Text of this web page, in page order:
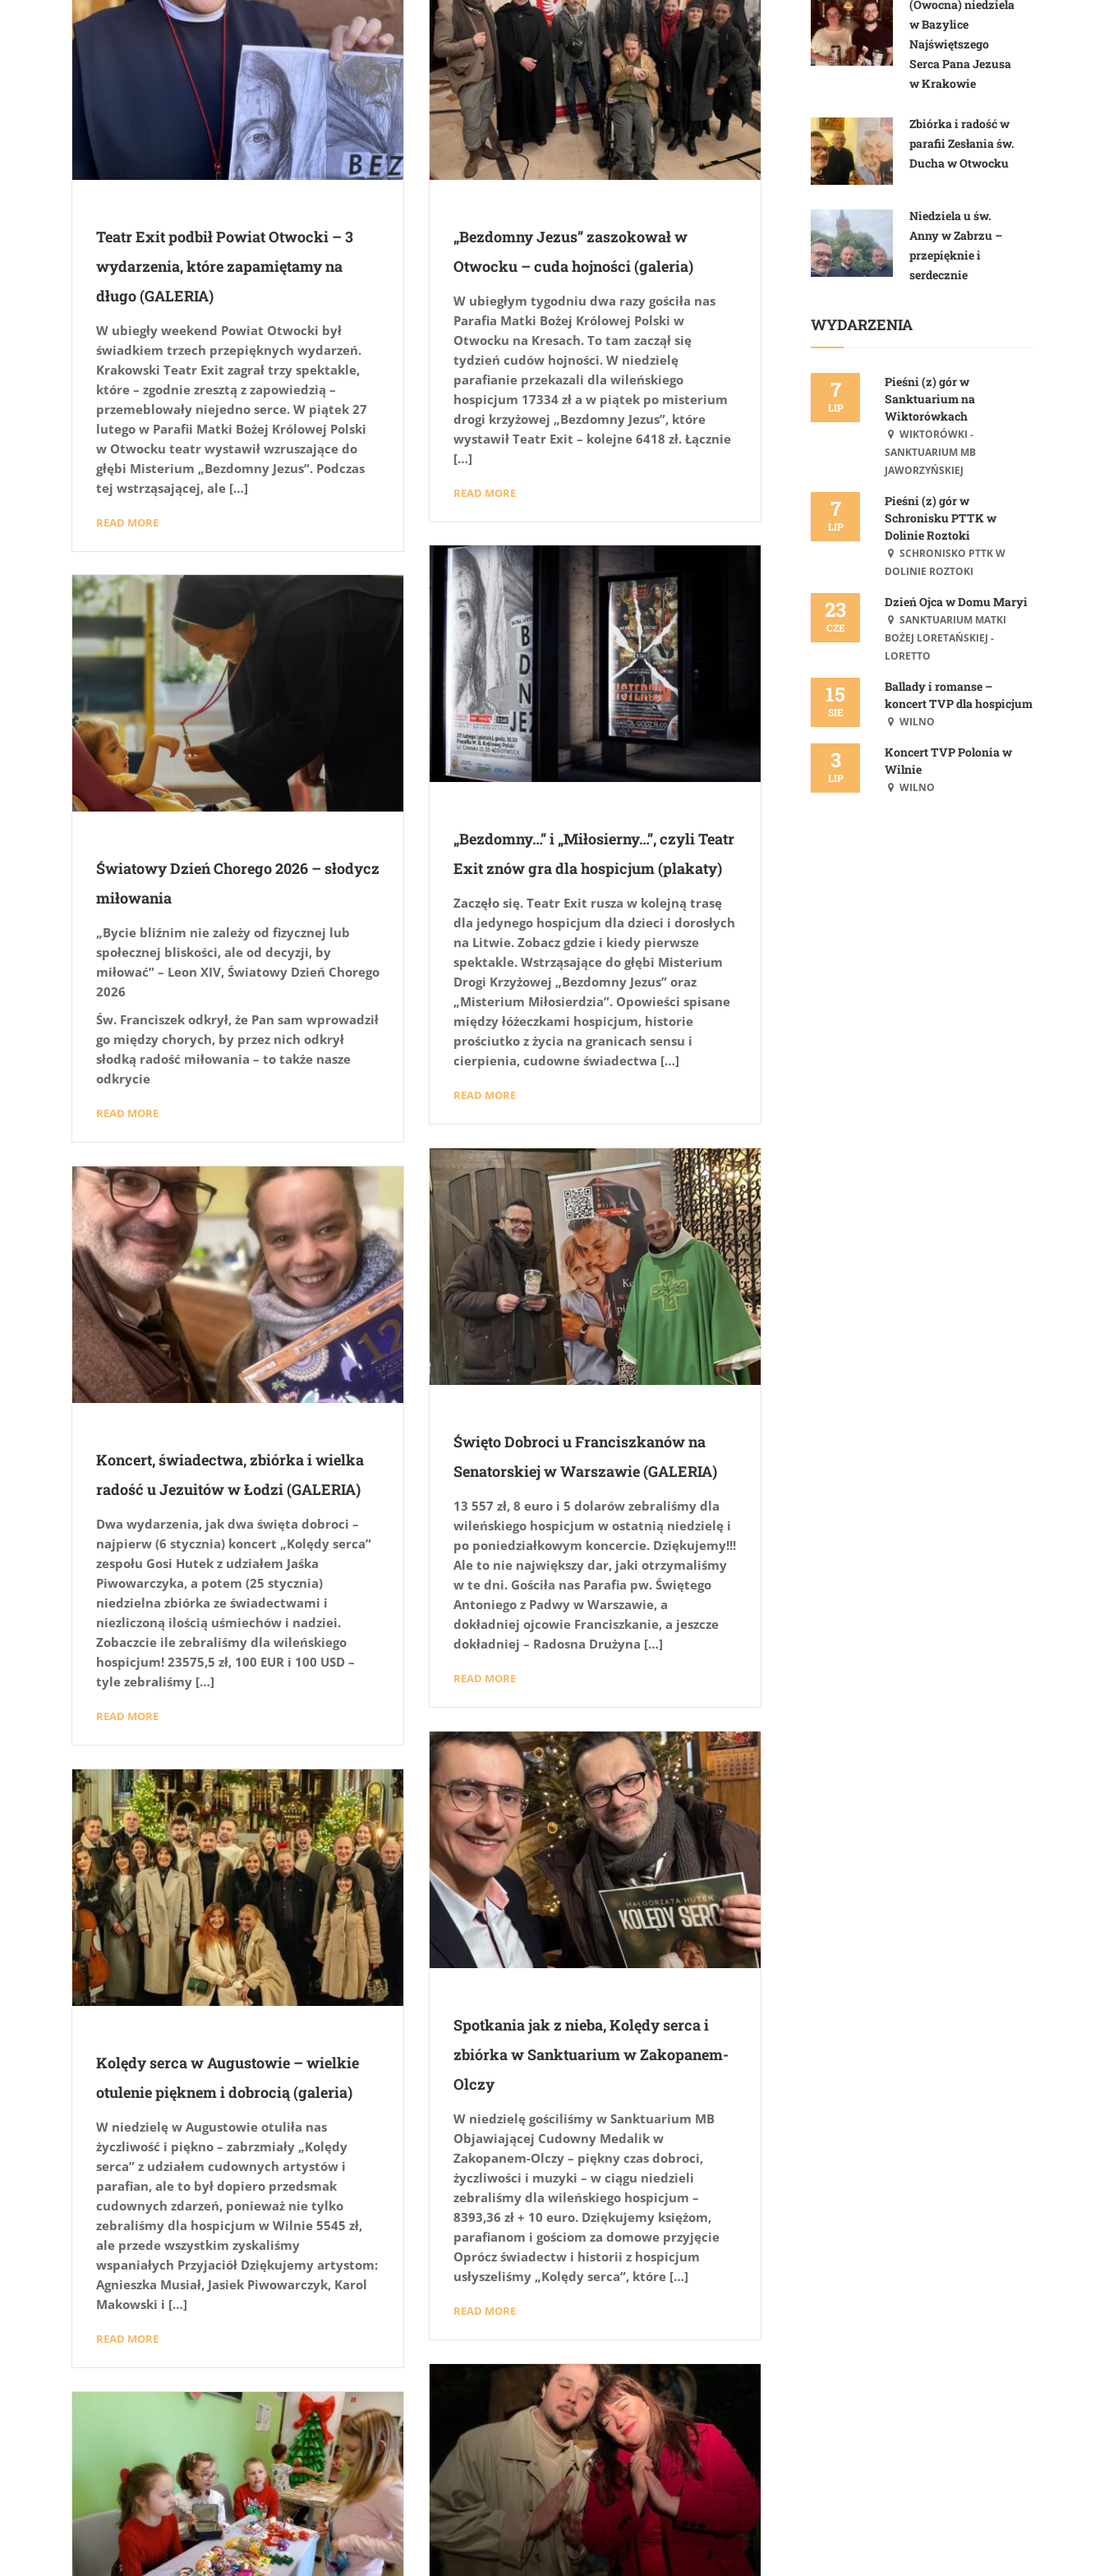
Teatr Exit podbił Powiat Otwocki – 3
wydarzenia, które zapamiętamy na
długo (GALERIA)
W ubiegły weekend Powiat Otwocki był
świadkiem trzech przepięknych wydarzeń.
Krakowski Teatr Exit zagrał trzy spektakle,
które – zgodnie zresztą z zapowiedzią –
przemeblowały niejedno serce. W piątek 27
lutego w Parafii Matki Bożej Królowej Polski
w Otwocku teatr wystawił wzruszające do
głębi Misterium „Bezdomny Jezus”. Podczas
tej wstrząsającej, ale […]
READ MORE
„Bezdomny Jezus” zaszokował w
Otwocku – cuda hojności (galeria)
W ubiegłym tygodniu dwa razy gościła nas
Parafia Matki Bożej Królowej Polski w
Otwocku na Kresach. To tam zaczął się
tydzień cudów hojności. W niedzielę
parafianie przekazali dla wileńskiego
hospicjum 17334 zł a w piątek po misterium
drogi krzyżowej „Bezdomny Jezus”, które
wystawił Teatr Exit – kolejne 6418 zł. Łącznie
[…]
READ MORE
„Bezdomny…” i „Miłosierny…”, czyli Teatr
Exit znów gra dla hospicjum (plakaty)
Zaczęło się. Teatr Exit rusza w kolejną trasę
dla jedynego hospicjum dla dzieci i dorosłych
na Litwie. Zobacz gdzie i kiedy pierwsze
spektakle. Wstrząsające do głębi Misterium
Drogi Krzyżowej „Bezdomny Jezus” oraz
„Misterium Miłosierdzia”. Opowieści spisane
między łóżeczkami hospicjum, historie
prościutko z życia na granicach sensu i
cierpienia, cudowne świadectwa […]
READ MORE
Światowy Dzień Chorego 2026 – słodycz
miłowania
„Bycie bliźnim nie zależy od fizycznej lub
społecznej bliskości, ale od decyzji, by
miłować” – Leon XIV, Światowy Dzień Chorego
2026
Św. Franciszek odkrył, że Pan sam wprowadził
go między chorych, by przez nich odkrył
słodką radość miłowania – to także nasze
odkrycie
READ MORE
Święto Dobroci u Franciszkanów na
Senatorskiej w Warszawie (GALERIA)
13 557 zł, 8 euro i 5 dolarów zebraliśmy dla
wileńskiego hospicjum w ostatnią niedzielę i
po poniedziałkowym koncercie. Dziękujemy!!!
Ale to nie największy dar, jaki otrzymaliśmy
w te dni. Gościła nas Parafia pw. Świętego
Antoniego z Padwy w Warszawie, a
dokładniej ojcowie Franciszkanie, a jeszcze
dokładniej – Radosna Drużyna […]
READ MORE
Koncert, świadectwa, zbiórka i wielka
radość u Jezuitów w Łodzi (GALERIA)
Dwa wydarzenia, jak dwa święta dobroci –
najpierw (6 stycznia) koncert „Kolędy serca”
zespołu Gosi Hutek z udziałem Jaśka
Piwowarczyka, a potem (25 stycznia)
niedzielna zbiórka ze świadectwami i
niezliczoną ilością uśmiechów i nadziei.
Zobaczcie ile zebraliśmy dla wileńskiego
hospicjum! 23575,5 zł, 100 EUR i 100 USD –
tyle zebraliśmy […]
READ MORE
Spotkania jak z nieba, Kolędy serca i
zbiórka w Sanktuarium w Zakopanem-
Olczy
W niedzielę gościliśmy w Sanktuarium MB
Objawiającej Cudowny Medalik w
Zakopanem-Olczy – piękny czas dobroci,
życzliwości i muzyki – w ciągu niedzieli
zebraliśmy dla wileńskiego hospicjum –
8393,36 zł + 10 euro. Dziękujemy księżom,
parafianom i gościom za domowe przyjęcie
Oprócz świadectw i historii z hospicjum
usłyszeliśmy „Kolędy serca”, które […]
READ MORE
Kolędy serca w Augustowie – wielkie
otulenie pięknem i dobrocią (galeria)
W niedzielę w Augustowie otuliła nas
życzliwość i piękno – zabrzmiały „Kolędy
serca” z udziałem cudownych artystów i
parafian, ale to był dopiero przedsmak
cudownych zdarzeń, ponieważ nie tylko
zebraliśmy dla hospicjum w Wilnie 5545 zł,
ale przede wszystkim zyskaliśmy
wspaniałych Przyjaciół Dziękujemy artystom:
Agnieszka Musiał, Jasiek Piwowarczyk, Karol
Makowski i […]
READ MORE
(Owocna) niedziela
w Bazylice
Najświętszego
Serca Pana Jezusa
w Krakowie
Zbiórka i radość w
parafii Zesłania św.
Ducha w Otwocku
Niedziela u św.
Anny w Zabrzu –
przepięknie i
serdecznie
WYDARZENIA
7
LIP
Pieśni (z) gór w
Sanktuarium na
Wiktorówkach
WIKTORÓWKI -
SANKTUARIUM MB
JAWORZYŃSKIEJ
7
LIP
Pieśni (z) gór w
Schronisku PTTK w
Dolinie Roztoki
SCHRONISKO PTTK W
DOLINIE ROZTOKI
23
CZE
Dzień Ojca w Domu Maryi
SANKTUARIUM MATKI
BOŻEJ LORETAŃSKIEJ -
LORETTO
15
SIE
Ballady i romanse –
koncert TVP dla hospicjum
WILNO
3
LIP
Koncert TVP Polonia w
Wilnie
WILNO